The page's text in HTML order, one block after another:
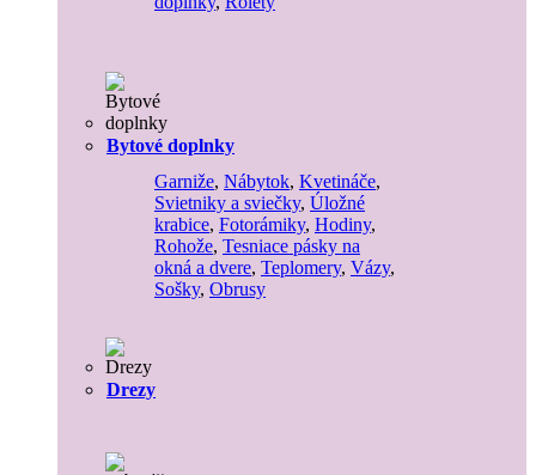
Bytové doplnky
Garniže, Nábytok, Kvetináče,
Svietniky a sviečky, Úložné
krabice, Fotorámiky, Hodiny,
Rohože, Tesniace pásky na
okná a dvere, Teplomery, Vázy,
Sošky, Obrusy
Drezy